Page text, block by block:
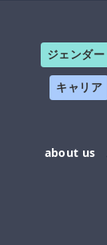
ジェンダー
キャリア
about us